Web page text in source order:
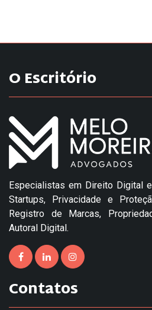
O Escritório
Especialistas em Direito Digital
Startups, Privacidade e
Registro de Marcas,
Autoral Digital.
Contatos